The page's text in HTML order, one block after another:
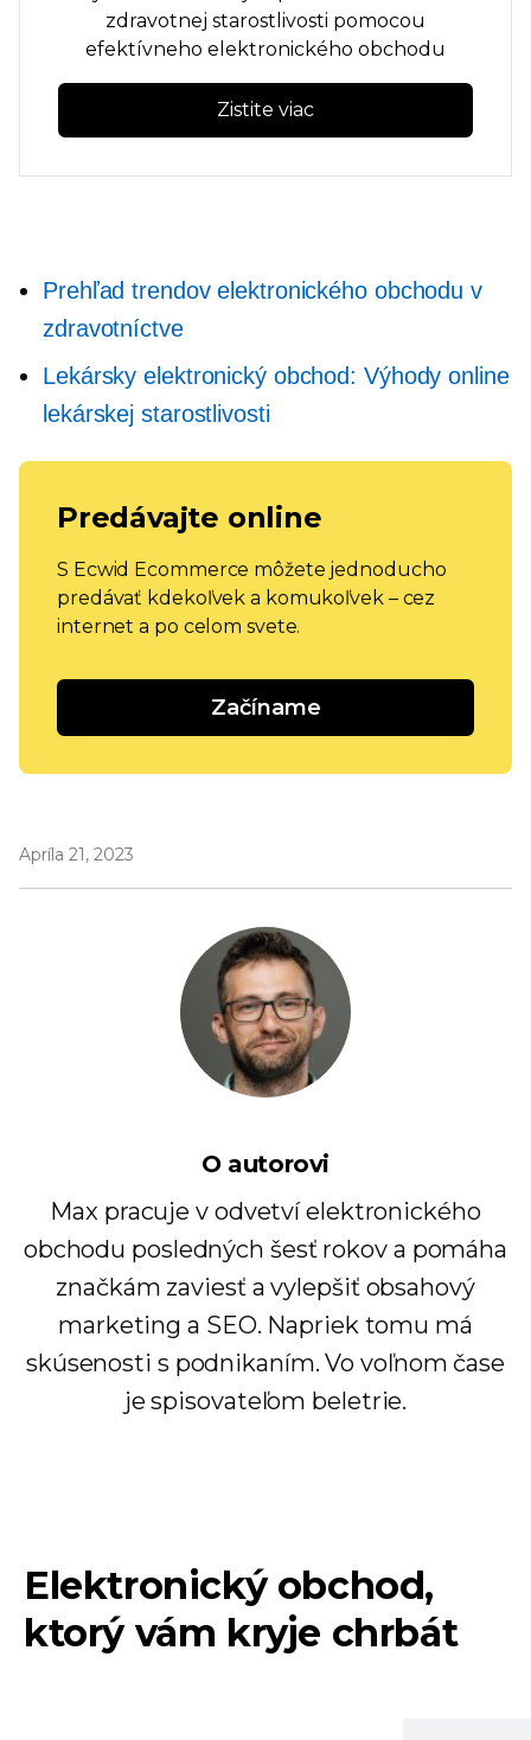
zdravotnej starostlivosti pomocou
efektívneho elektronického obchodu
Zistite viac
Prehľad trendov elektronického obchodu v
zdravotníctve
Lekársky elektronický obchod: Výhody online
lekárskej starostlivosti
Predávajte online
S Ecwid Ecommerce môžete jednoducho
predávať kdekoľvek a komukoľvek – cez
internet a po celom svete.
Začíname
Apríla 21, 2023
O autorovi
Max pracuje v odvetví elektronického
obchodu posledných šesť rokov a pomáha
značkám zaviesť a vylepšiť obsahový
marketing a SEO. Napriek tomu má
skúsenosti s podnikaním. Vo voľnom čase
je spisovateľom beletrie.
Elektronický obchod,
ktorý vám kryje chrbát